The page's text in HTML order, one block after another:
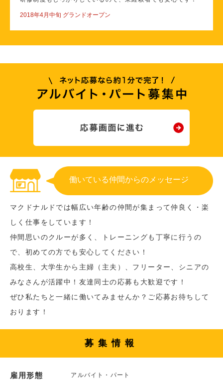
2018年4月中旬 グランドオープン
働いている仲間からのメッセージ
マクドナルドでは幅広い年齢の仲間が集まって仲良く・楽
しく仕事をしています！
仲間思いのクルーが多く、トレーニングも丁寧に行うの
で、初めての方でも安心してください！
高校生、大学生から主婦（主夫）、フリーター、シニアの
みなさんが活躍中！友達同士の応募も大歓迎です！
ぜひ私たちと一緒に働いてみませんか？ご応募お待ちして
おります！
募集情報
雇用形態 アルバイト・パート